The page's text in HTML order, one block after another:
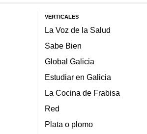
VERTICALES
La Voz de la Salud
Sabe Bien
Global Galicia
Estudiar en Galicia
La Cocina de Frabisa
Red
Plata o plomo